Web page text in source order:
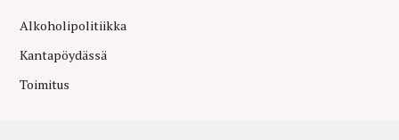
Alkoholipolitiikka
Kantapöydässä
Toimitus